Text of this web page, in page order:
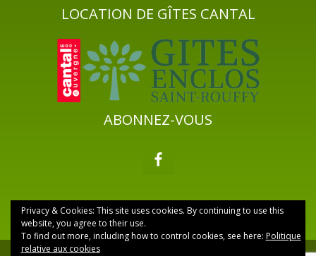
LOCATION DE GÎTES CANTAL
ABONNEZ-VOUS
Privacy & Cookies: This site uses cookies. By continuing to use this
website, you agree to their use.
To find out more, including how to control cookies, see here: Politique
relative aux cookies